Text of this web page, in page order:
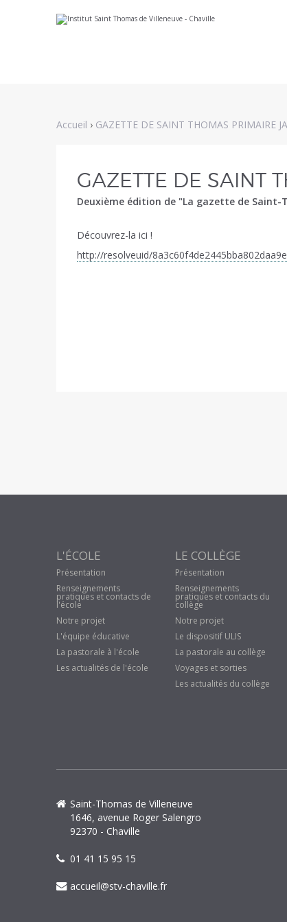
au
personnels
Accueil › GAZETTE DE SAINT THOMAS PRIMAIRE
GAZETTE DE SAINT
Deuxième édition de "La gazette de Saint-
Découvrez-la ici !
http://resolveuid/
L'ÉCOLE
Présentation
Renseignements
pratiques et contacts de
l'école
Notre projet
L'équipe éducative
La pastorale à l'école
Les actualités de l'école
LE COLLÈGE
Présentation
Renseignements
pratiques et contacts du
collège
Notre projet
Le dispositif ULIS
La pastorale au collège
Voyages et sorties
Les actualités du collège
Saint-Thomas de Villeneuve
1646, avenue Roger Salengro
92370 - Chaville
01 41 15 95 15
accueil@stv-chaville.fr